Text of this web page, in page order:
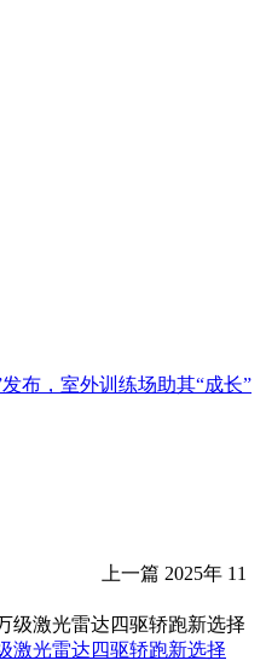
布，室外训练场助其“成长”
上一篇 2025年 11
激光雷达四驱轿跑新选择